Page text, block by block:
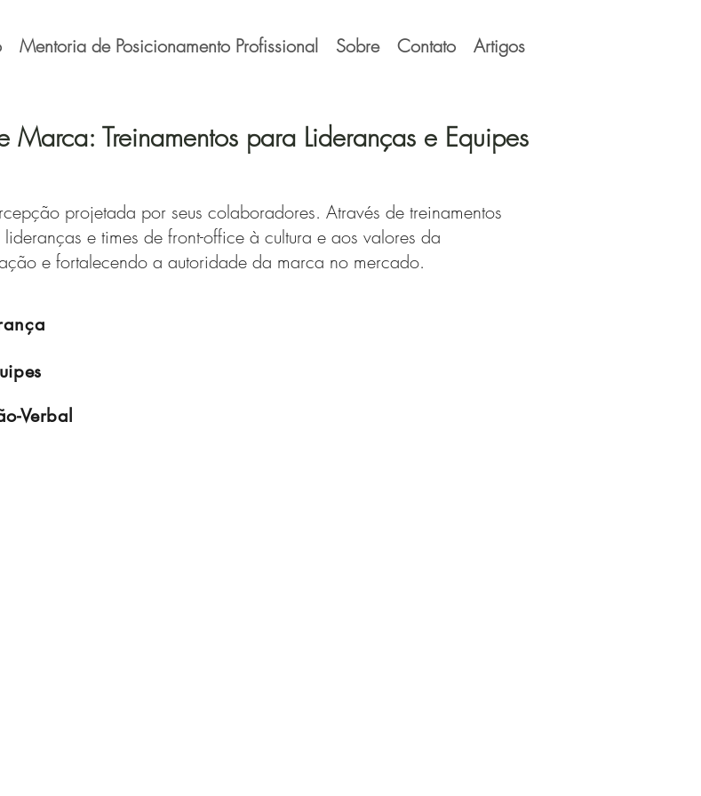
Mentoria de Posicionamento Profissional Sobre Contato Artigos
Marca: Treinamentos para Lideranças e Equipes
Verbal
projetada por seus colaboradores. Através de treinamentos
e times de front-office à cultura e aos valores da
e fortalecendo a autoridade da marca no mercado.